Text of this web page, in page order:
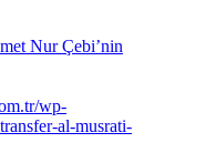
Nur Çebi’nin